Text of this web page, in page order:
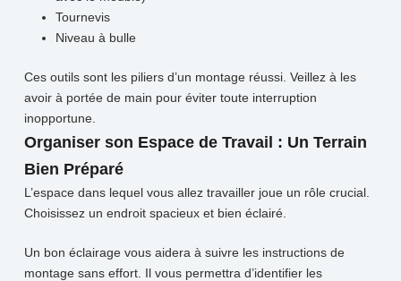
Tournevis
Niveau à bulle
Ces outils sont les piliers d’un montage réussi. Veillez à les
avoir à portée de main pour éviter toute interruption
inopportune.
Organiser son Espace de Travail : Un Terrain
Bien Préparé
L’espace dans lequel vous allez travailler joue un rôle crucial.
Choisissez un endroit spacieux et bien éclairé.
Un bon éclairage vous aidera à suivre les instructions de
montage sans effort. Il vous permettra d’identifier les